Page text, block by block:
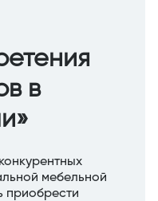
в
мебельной
приобрести